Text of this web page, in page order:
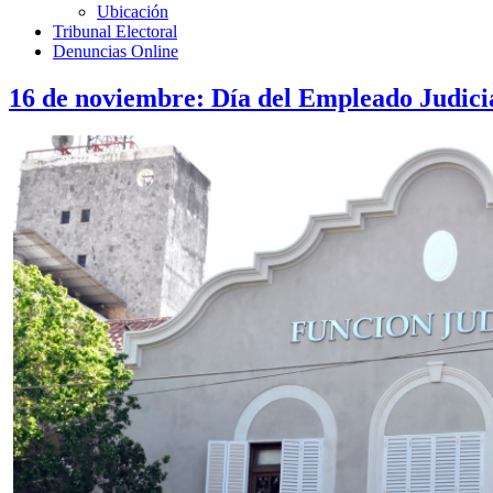
Ubicación
Tribunal Electoral
Denuncias Online
16 de noviembre: Día del Empleado